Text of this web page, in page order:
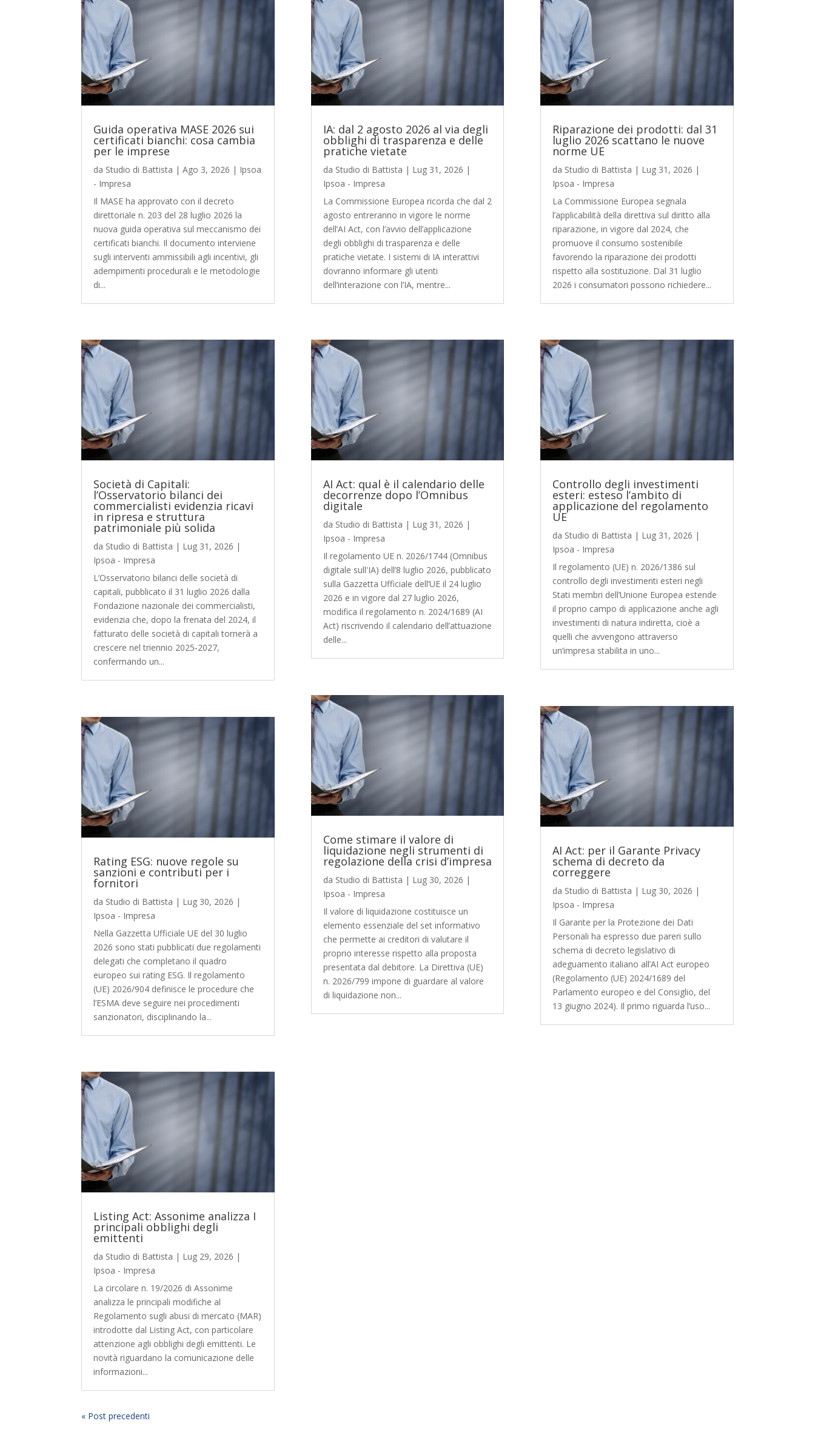
Guida operativa MASE 2026 sui
certificati bianchi: cosa cambia
per le imprese
da Studio di Battista |Ago 3, 2026 | Ipsoa
- Impresa
Il MASE ha approvato con il decreto
direttoriale n. 203 del 28 luglio 2026 la
nuova guida operativa sul meccanismo dei
certificati bianchi. Il documento interviene
sugli interventi ammissibili agli incentivi, gli
adempimenti procedurali e le metodologie
di...
Società di Capitali:
l’Osservatorio bilanci dei
commercialisti evidenzia ricavi
in ripresa e struttura
patrimoniale più solida
da Studio di Battista | Lug 31, 2026 |
Ipsoa - Impresa
L’Osservatorio bilanci delle società di
capitali, pubblicato il 31 luglio 2026 dalla
Fondazione nazionale dei commercialisti,
evidenzia che, dopo la frenata del 2024, il
fatturato delle società di capitali tornerà a
crescere nel triennio 2025‑2027,
confermando un...
Rating ESG: nuove regole su
sanzioni e contributi per i
fornitori
da Studio di Battista | Lug 30, 2026 |
Ipsoa - Impresa
Nella Gazzetta Ufficiale UE del 30 luglio
2026 sono stati pubblicati due regolamenti
delegati che completano il quadro
europeo sui rating ESG. Il regolamento
(UE) 2026/904 definisce le procedure che
l’ESMA deve seguire nei procedimenti
sanzionatori, disciplinando la...
Listing Act: Assonime analizza I
principali obblighi degli
emittenti
da Studio di Battista | Lug 29, 2026 |
Ipsoa - Impresa
La circolare n. 19/2026 di Assonime
analizza le principali modifiche al
Regolamento sugli abusi di mercato (MAR)
introdotte dal Listing Act, con particolare
attenzione agli obblighi degli emittenti. Le
novità riguardano la comunicazione delle
informazioni...
IA: dal 2 agosto 2026 al via degli
obblighi di trasparenza e delle
pratiche vietate
da Studio di Battista | Lug 31, 2026 |
Ipsoa - Impresa
La Commissione Europea ricorda che dal 2
agosto entreranno in vigore le norme
dell’AI Act, con l’avvio dell’applicazione
degli obblighi di trasparenza e delle
pratiche vietate. I sistemi di IA interattivi
dovranno informare gli utenti
dell’interazione con l’IA, mentre...
AI Act: qual è il calendario delle
decorrenze dopo l’Omnibus
digitale
da Studio di Battista | Lug 31, 2026 |
Ipsoa - Impresa
Il regolamento UE n. 2026/1744 (Omnibus
digitale sull'IA) dell’8 luglio 2026, pubblicato
sulla Gazzetta Ufficiale dell’UE il 24 luglio
2026 e in vigore dal 27 luglio 2026,
modifica il regolamento n. 2024/1689 (AI
Act) riscrivendo il calendario dell’attuazione
delle...
Come stimare il valore di
liquidazione negli strumenti di
regolazione della crisi d’impresa
da Studio di Battista | Lug 30, 2026 |
Ipsoa - Impresa
Il valore di liquidazione costituisce un
elemento essenziale del set informativo
che permette ai creditori di valutare il
proprio interesse rispetto alla proposta
presentata dal debitore. La Direttiva (UE)
n. 2026/799 impone di guardare al valore
di liquidazione non...
Riparazione dei prodotti: dal 31
luglio 2026 scattano le nuove
norme UE
da Studio di Battista | Lug 31, 2026 |
Ipsoa - Impresa
La Commissione Europea segnala
l’applicabilità della direttiva sul diritto alla
riparazione, in vigore dal 2024, che
promuove il consumo sostenibile
favorendo la riparazione dei prodotti
rispetto alla sostituzione. Dal 31 luglio
2026 i consumatori possono richiedere...
Controllo degli investimenti
esteri: esteso l’ambito di
applicazione del regolamento
UE
da Studio di Battista | Lug 31, 2026 |
Ipsoa - Impresa
Il regolamento (UE) n. 2026/1386 sul
controllo degli investimenti esteri negli
Stati membri dell’Unione Europea estende
il proprio campo di applicazione anche agli
investimenti di natura indiretta, cioè a
quelli che avvengono attraverso
un’impresa stabilita in uno...
AI Act: per il Garante Privacy
schema di decreto da
correggere
da Studio di Battista | Lug 30, 2026 |
Ipsoa - Impresa
Il Garante per la Protezione dei Dati
Personali ha espresso due pareri sullo
schema di decreto legislativo di
adeguamento italiano all’AI Act europeo
(Regolamento (UE) 2024/1689 del
Parlamento europeo e del Consiglio, del
13 giugno 2024). Il primo riguarda l’uso...
« Post precedenti